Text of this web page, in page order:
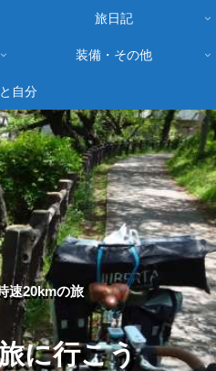
速20kmの旅
に行こう
旅日記
装備・その他
自分